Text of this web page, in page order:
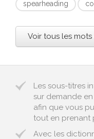
spearheading
Voir tous les
Les sous-titres
sur demande
afin que vous
tout en prenant
Avec les